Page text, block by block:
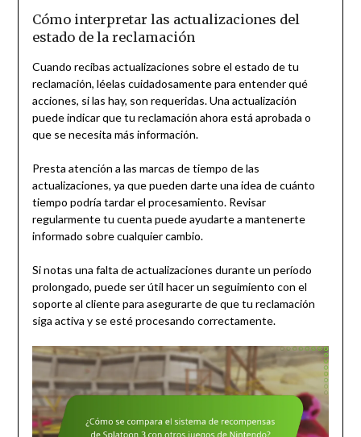
Cómo interpretar las actualizaciones del
estado de la reclamación
Cuando recibas actualizaciones sobre el estado de tu
reclamación, léelas cuidadosamente para entender qué
acciones, si las hay, son requeridas. Una actualización
puede indicar que tu reclamación ahora está aprobada o
que se necesita más información.
Presta atención a las marcas de tiempo de las
actualizaciones, ya que pueden darte una idea de cuánto
tiempo podría tardar el procesamiento. Revisar
regularmente tu cuenta puede ayudarte a mantenerte
informado sobre cualquier cambio.
Si notas una falta de actualizaciones durante un período
prolongado, puede ser útil hacer un seguimiento con el
soporte al cliente para asegurarte de que tu reclamación
siga activa y se esté procesando correctamente.